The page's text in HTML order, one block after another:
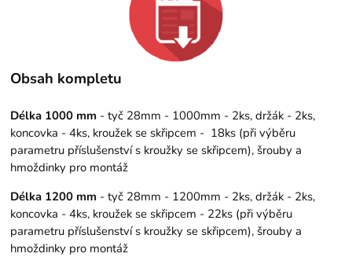
Obsah kompletu
Délka 1000 mm - tyč 28mm - 1000mm - 2ks, držák - 2ks,
koncovka - 4ks, kroužek se skřipcem - 18ks (při výběru
parametru příslušenství s kroužky se skřipcem), šrouby a
hmoždinky pro montáž
Délka 1200 mm - tyč 28mm - 1200mm - 2ks, držák - 2ks,
koncovka - 4ks, kroužek se skřipcem - 22ks (při výběru
parametru příslušenství s kroužky se skřipcem), šrouby a
hmoždinky pro montáž